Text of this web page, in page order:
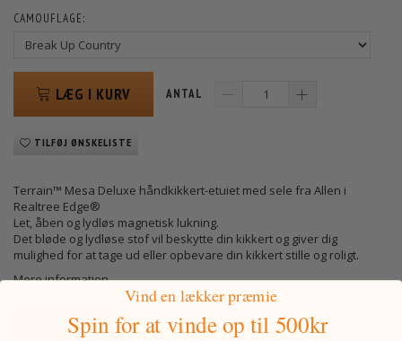
CAMOUFLAGE:
LÆG I KURV ANTAL
TILFØJ ØNSKELISTE
Terrain™ Mesa Deluxe håndkikkert-etuiet med sele fra Allen i
Realtree Edge®
Let, åben og lydløs magnetisk lukning.
Det bløde og lydløse stof vil beskytte din kikkert og giver dig
mulighed for at tage ud eller opbevare din kikkert stille og roligt.
Mere information
PRISMATCH
Vind en lækker præmie
Spin for at vindeop til 500kr